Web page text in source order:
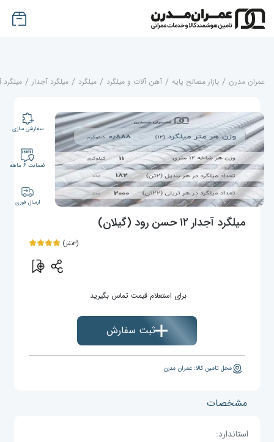
عمران مدرن / بازار مصالح پایه / آهن آلات و میلگرد / میلگرد / میلگرد آجدار / میلگرد
سفارشی سازی
ضمانت ۶ ماهه
ارسال فوری
میلگرد آجدار ۱۲ حسن رود (گیلان)
(۳نفر)
برای استعلام قیمت تماس بگیرید
ثبت سفارش
محل تامین کالا: عمران مدرن
مشخصات
استاندارد: